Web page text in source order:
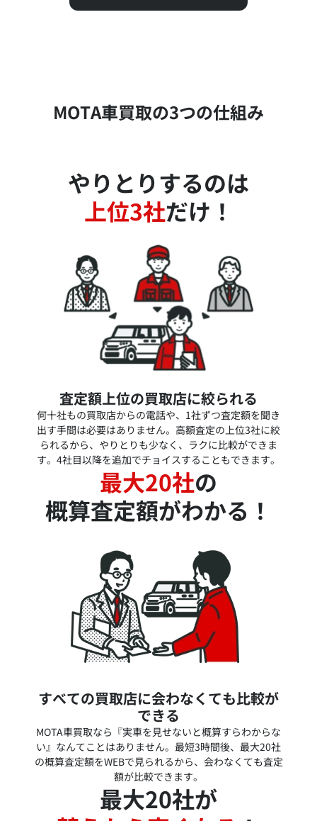
MOTA車買取の3つの仕組み
やりとりするのは
上位3社だけ！
査定額上位の買取店に絞られる
何十社もの買取店からの電話や、1社ずつ査定額を聞き
出す手間は必要はありません。高額査定の上位3社に絞
られるから、やりとりも少なく、ラクに比較ができま
す。4社目以降を追加でチョイスすることもできます。
最大20社の
概算査定額がわかる！
すべての買取店に会わなくても比較が
できる
MOTA車買取なら『実車を見せないと概算すらわからな
い』なんてことはありません。最短3時間後、最大20社
の概算査定額をWEBで見られるから、会わなくても査定
額が比較できます。
最大20社が